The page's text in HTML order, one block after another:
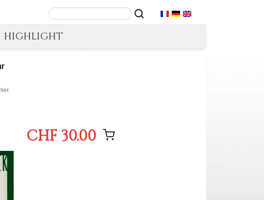
HIGHLIGHT
CHF 30.00